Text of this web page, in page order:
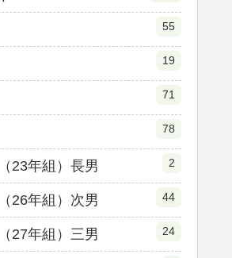
55
19
71
78
23年組）長男 2
26年組）次男 44
27年組）三男 24